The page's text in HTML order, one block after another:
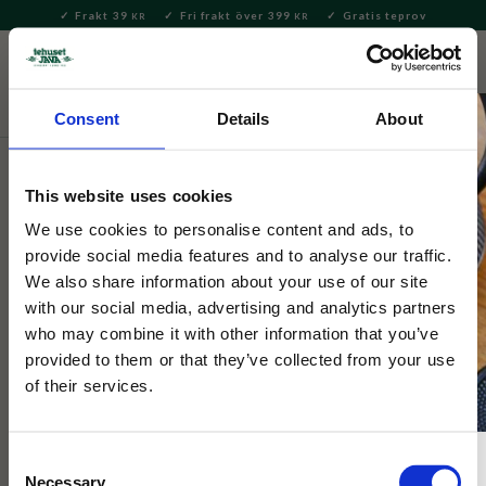
Consent Details About
This website uses cookies
We use cookies to personalise content and ads, to
provide social media features and to analyse our traffic.
We also share information about your use of our site
with our social media, advertising and analytics partners
who may combine it with other information that you’ve
provided to them or that they’ve collected from your use
of their services.
Necessary
Meny
Frakt 39 KR Fri frakt över 399 KR Gratis teprov
Servering & Dukning
Snobben
Porslinsmugg Rock Star 33cl
Vit porslinsmugg med rött öra. Motiv med en Snobben som
rockstjärna, texten ”Rock Star” på baksidan.